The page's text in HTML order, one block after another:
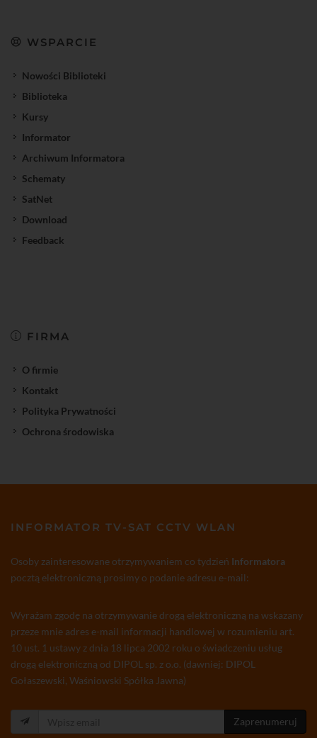
WSPARCIE
Nowości Biblioteki
Biblioteka
Kursy
Informator
Archiwum Informatora
Schematy
SatNet
Download
Feedback
FIRMA
O firmie
Kontakt
Polityka Prywatności
Ochrona środowiska
INFORMATOR TV-SAT CCTV WLAN
Osoby zainteresowane otrzymywaniem co tydzień Informatora
pocztą elektroniczną prosimy o podanie adresu e-mail:
Wyrażam zgodę na otrzymywanie drogą elektroniczną na wskazany
przeze mnie adres e-mail informacji handlowej w rozumieniu art.
10 ust. 1 ustawy z dnia 18 lipca 2002 roku o świadczeniu usług
drogą elektroniczną od DIPOL sp. z o.o. (dawniej: DIPOL
Gołaszewski, Waśniowski Spółka Jawna)
Zaprenumeruj